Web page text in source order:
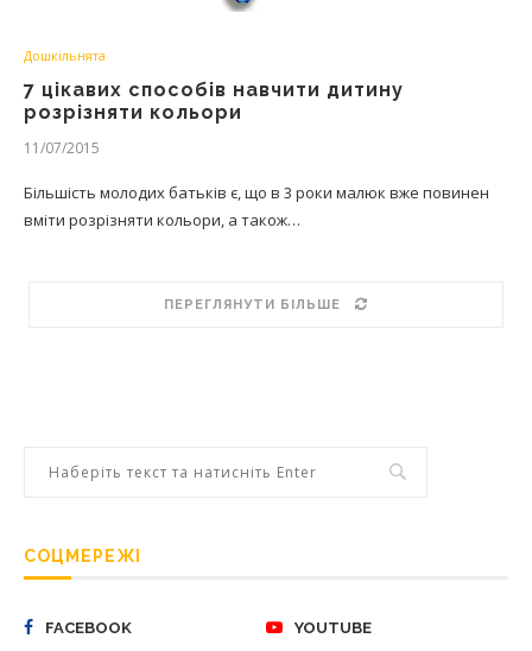
Дошкільнята
7 цікавих способів навчити дитину
розрізняти кольори
11/07/2015
Більшість молодих батьків є, що в 3 роки малюк вже повинен
вміти розрізняти кольори, а також…
ПЕРЕГЛЯНУТИ БІЛЬШЕ
СОЦМЕРЕЖІ
FACEBOOK YOUTUBE